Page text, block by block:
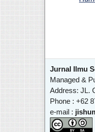
Jurnal Ilmu
Managed &
Address: JL.
Phone : +62
e-mail :